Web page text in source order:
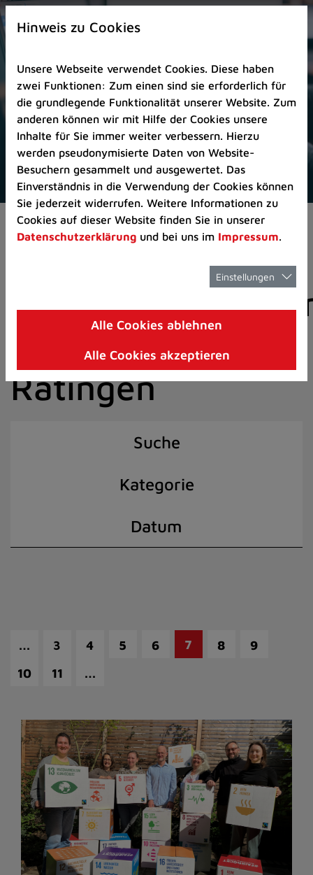
Zur
Startseite
Zum
Seitenanfang
springen
(Schnelltaste
A)
Zur
Navigation/Menü
springen
(Schnelltaste
M)
Zur
8)
I)
Aktuelles Pressemitteilungen
der Stadt
Ratingen
Suche
Kategorie
Datum
… 3 4 5 6 7 8
9
10
11 …
Hinweis zu Cookies
Unsere Webseite verwendet Cookies. Diese haben
zwei Funktionen: Zum einen sind sie erforderlich für
die grundlegende Funktionalität unserer Website. Zum
anderen können wir mit Hilfe der Cookies unsere
Inhalte für Sie immer weiter verbessern. Hierzu
werden pseudonymisierte Daten von Website-
Besuchern gesammelt und ausgewertet. Das
Einverständnis in die Verwendung der Cookies können
Sie jederzeit widerrufen. Weitere Informationen zu
Cookies auf dieser Website finden Sie in unserer
Datenschutzerklärung und bei uns im Impressum.
Einstellungen
Alle Cookies ablehnen
Alle Cookies akzeptieren